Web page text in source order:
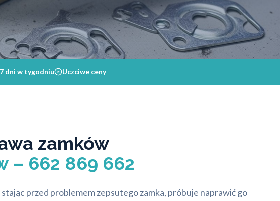
7 dni w tygodniu Uczciwe ceny
zamków
– 662 869 662
przed problemem zepsutego zamka, próbuje naprawić go